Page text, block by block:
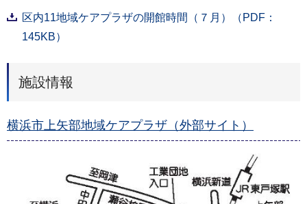
区内11地域ケアプラザの開館時間（７月）（PDF：
145KB）
施設情報
横浜市上矢部地域ケアプラザ（外部サイト）